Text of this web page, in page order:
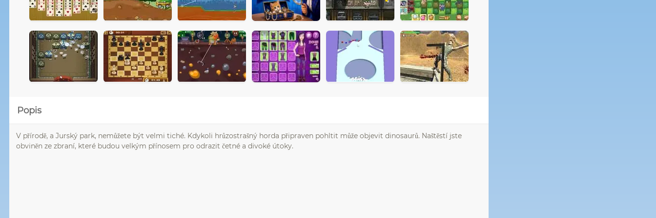
Popis
V přírodě, a Jurský park, nemůžete být velmi tiché. Kdykoli hrůzostrašný horda připraven pohltit může objevit dinosaurů. Naštěstí jste
obviněn ze zbraní, které budou velkým přínosem pro odrazit četné a divoké útoky.